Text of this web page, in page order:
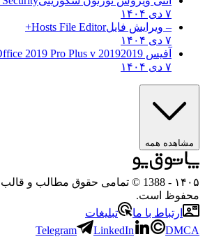
۷ دی ۱۴۰۴
– ویرایش فایلHosts File Editor+
۷ دی ۱۴۰۴
آفیس 2019 2019 Microsoft Office 2019 Pro Plus v
۷ دی ۱۴۰۴
مشاهده همه
۱۴۰۵
- 1388 © تمامی حقوق مطالب و
محفوظ است.
ارتباط با ما
تبلیغات
Telegram
LinkedIn DMCA